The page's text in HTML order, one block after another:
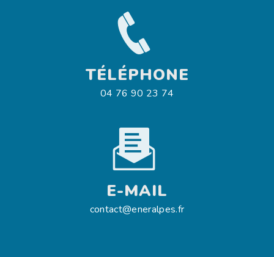
TÉLÉPHONE
04 76 90 23 74
E-MAIL
contact@eneralpes.fr